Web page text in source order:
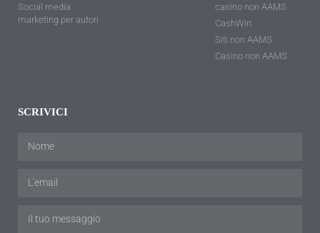
Social media
marketing per autori
casino non AAMS
CashWin
Siti non AAMS
Casino non AAMS
SCRIVICI